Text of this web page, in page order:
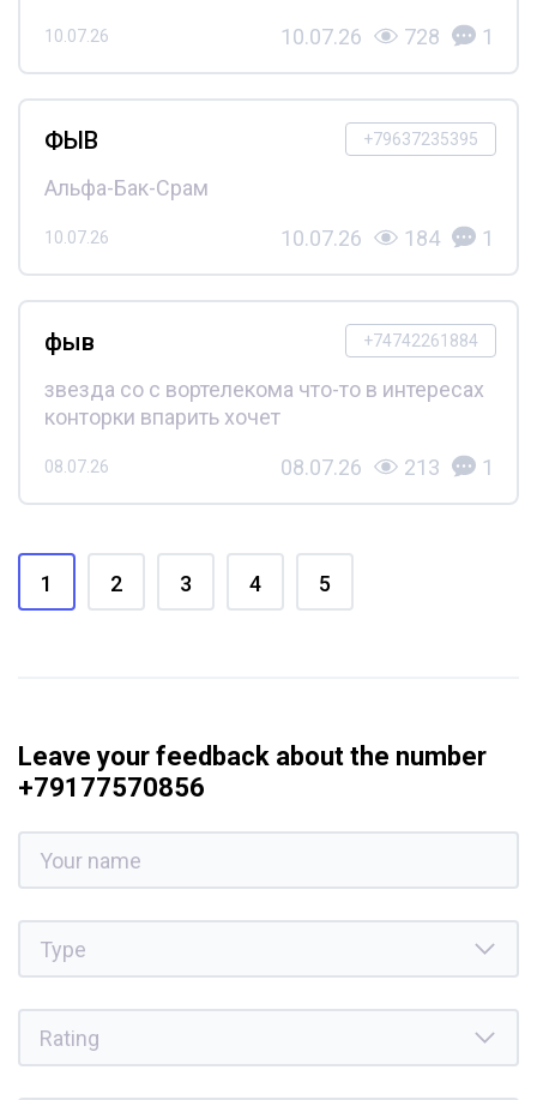
10.07.26 10.07.26 728 1
+79637235395
ФЫВ
Альфа-Бак-Срам
10.07.26 10.07.26 184 1
+74742261884
фыв
звезда со с вортелекома что-то в интересах
конторки впарить хочет
08.07.26 08.07.26 213 1
1 2 3 4 5
Leave your feedback about the number
+79177570856